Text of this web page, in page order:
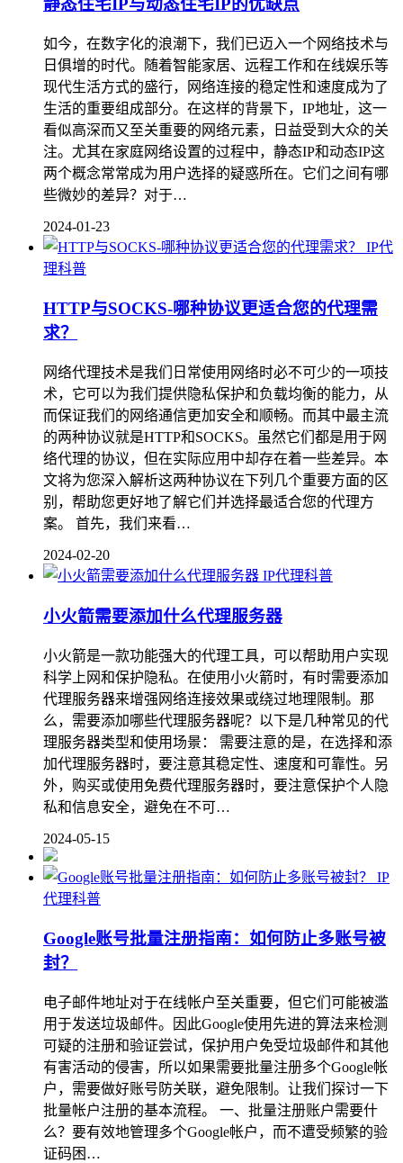
静态住宅IP与动态住宅IP的优缺点
如今，在数字化的浪潮下，我们已迈入一个网络技术与
日俱增的时代。随着智能家居、远程工作和在线娱乐等
现代生活方式的盛行，网络连接的稳定性和速度成为了
生活的重要组成部分。在这样的背景下，IP地址，这一
看似高深而又至关重要的网络元素，日益受到大众的关
注。尤其在家庭网络设置的过程中，静态IP和动态IP这
两个概念常常成为用户选择的疑惑所在。它们之间有哪
些微妙的差异？对于…
2024-01-23
IP代
理科普
HTTP与SOCKS-哪种协议更适合您的代理需
求？
网络代理技术是我们日常使用网络时必不可少的一项技
术，它可以为我们提供隐私保护和负载均衡的能力，从
而保证我们的网络通信更加安全和顺畅。而其中最主流
的两种协议就是HTTP和SOCKS。虽然它们都是用于网
络代理的协议，但在实际应用中却存在着一些差异。本
文将为您深入解析这两种协议在下列几个重要方面的区
别，帮助您更好地了解它们并选择最适合您的代理方
案。 首先，我们来看…
2024-02-20
IP代理科普
小火箭需要添加什么代理服务器
小火箭是一款功能强大的代理工具，可以帮助用户实现
科学上网和保护隐私。在使用小火箭时，有时需要添加
代理服务器来增强网络连接效果或绕过地理限制。那
么，需要添加哪些代理服务器呢？以下是几种常见的代
理服务器类型和使用场景： 需要注意的是，在选择和添
加代理服务器时，要注意其稳定性、速度和可靠性。另
外，购买或使用免费代理服务器时，要注意保护个人隐
私和信息安全，避免在不可…
2024-05-15
IP
代理科普
Google账号批量注册指南：如何防止多账号被
封？
电子邮件地址对于在线帐户至关重要，但它们可能被滥
用于发送垃圾邮件。因此Google使用先进的算法来检测
可疑的注册和验证尝试，保护用户免受垃圾邮件和其他
有害活动的侵害，所以如果需要批量注册多个Google帐
户，需要做好账号防关联，避免限制。让我们探讨一下
批量帐户注册的基本流程。 一、批量注册账户需要什
么？要有效地管理多个Google帐户，而不遭受频繁的验
证码困…